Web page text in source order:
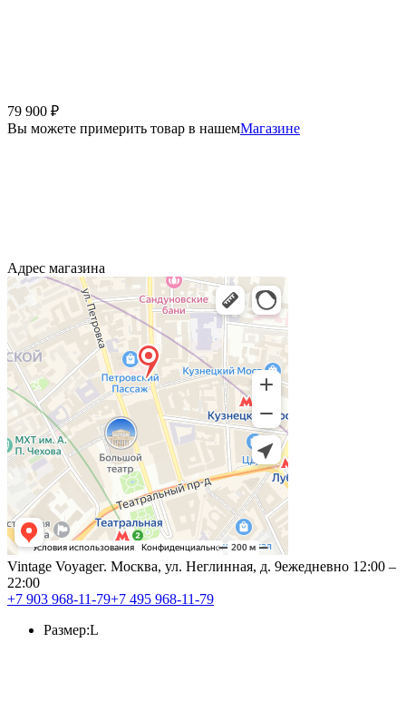
79 900 ₽
Вы можете примерить товар в нашемМагазине
Адрес магазина
Vintage Voyageг. Москва, ул. Неглинная, д. 9ежедневно 12:00 –
22:00
+7 903 968-11-79+7 495 968-11-79
Размер:L